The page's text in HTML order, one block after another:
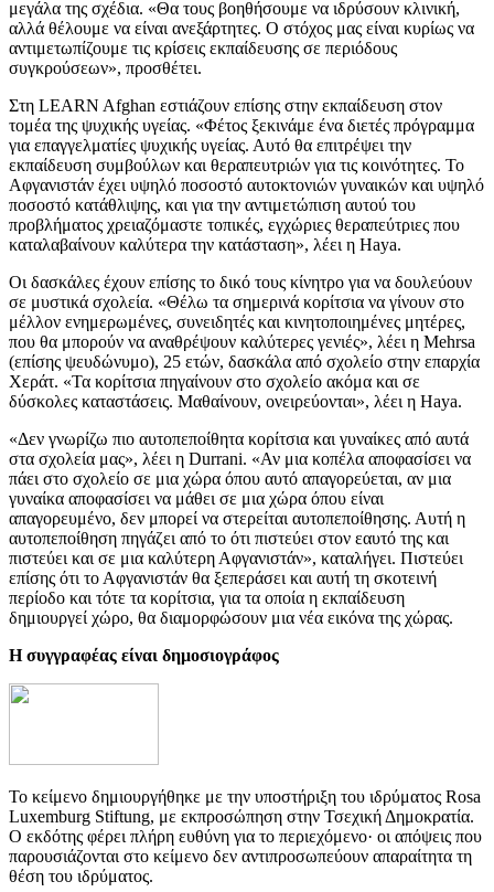
μεγάλα της σχέδια. «Θα τους βοηθήσουμε να ιδρύσουν κλινική,
αλλά θέλουμε να είναι ανεξάρτητες. Ο στόχος μας είναι κυρίως να
αντιμετωπίζουμε τις κρίσεις εκπαίδευσης σε περιόδους
συγκρούσεων», προσθέτει.
Στη LEARN Afghan εστιάζουν επίσης στην εκπαίδευση στον
τομέα της ψυχικής υγείας. «Φέτος ξεκινάμε ένα διετές πρόγραμμα
για επαγγελματίες ψυχικής υγείας. Αυτό θα επιτρέψει την
εκπαίδευση συμβούλων και θεραπευτριών για τις κοινότητες. Το
Αφγανιστάν έχει υψηλό ποσοστό αυτοκτονιών γυναικών και υψηλό
ποσοστό κατάθλιψης, και για την αντιμετώπιση αυτού του
προβλήματος χρειαζόμαστε τοπικές, εγχώριες θεραπεύτριες που
καταλαβαίνουν καλύτερα την κατάσταση», λέει η Haya.
Οι δασκάλες έχουν επίσης το δικό τους κίνητρο για να δουλεύουν
σε μυστικά σχολεία. «Θέλω τα σημερινά κορίτσια να γίνουν στο
μέλλον ενημερωμένες, συνειδητές και κινητοποιημένες μητέρες,
που θα μπορούν να αναθρέψουν καλύτερες γενιές», λέει η Mehrsa
(επίσης ψευδώνυμο), 25 ετών, δασκάλα από σχολείο στην επαρχία
Χεράτ. «Τα κορίτσια πηγαίνουν στο σχολείο ακόμα και σε
δύσκολες καταστάσεις. Μαθαίνουν, ονειρεύονται», λέει η Haya.
«Δεν γνωρίζω πιο αυτοπεποίθητα κορίτσια και γυναίκες από αυτά
στα σχολεία μας», λέει η Durrani. «Αν μια κοπέλα αποφασίσει να
πάει στο σχολείο σε μια χώρα όπου αυτό απαγορεύεται, αν μια
γυναίκα αποφασίσει να μάθει σε μια χώρα όπου είναι
απαγορευμένο, δεν μπορεί να στερείται αυτοπεποίθησης. Αυτή η
αυτοπεποίθηση πηγάζει από το ότι πιστεύει στον εαυτό της και
πιστεύει και σε μια καλύτερη Αφγανιστάν», καταλήγει. Πιστεύει
επίσης ότι το Αφγανιστάν θα ξεπεράσει και αυτή τη σκοτεινή
περίοδο και τότε τα κορίτσια, για τα οποία η εκπαίδευση
δημιουργεί χώρο, θα διαμορφώσουν μια νέα εικόνα της χώρας.
Η συγγραφέας είναι δημοσιογράφος
Το κείμενο δημιουργήθηκε με την υποστήριξη του ιδρύματος Rosa
Luxemburg Stiftung, με εκπροσώπηση στην Τσεχική Δημοκρατία.
Ο εκδότης φέρει πλήρη ευθύνη για το περιεχόμενο· οι απόψεις που
παρουσιάζονται στο κείμενο δεν αντιπροσωπεύουν απαραίτητα τη
θέση του ιδρύματος.